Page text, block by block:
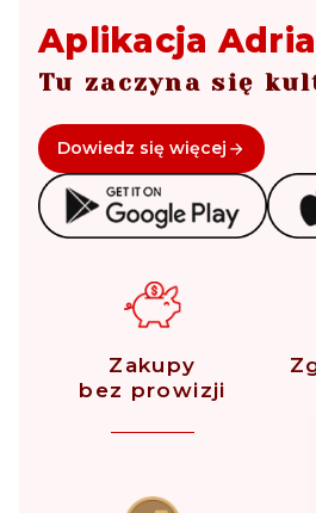
Aplikacja
Tu zaczyna się
Dowiedz się więcej
Zakupy
bez prowizji